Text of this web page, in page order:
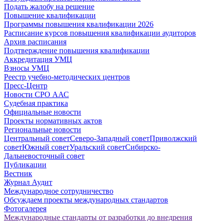
Подать жалобу на решение
Повышение квалификации
Программы повышения квалификации 2026
Расписание курсов повышения квалификации аудиторов
Архив расписания
Подтверждение повышения квалификации
Аккредитация УМЦ
Взносы УМЦ
Реестр учебно-методических центров
Пресс-Центр
Новости СРО ААС
Судебная практика
Официальные новости
Проекты нормативных актов
Региональные новости
Центральный советСеверо-Западный советПриволжский
советЮжный советУральский советСибирско-
Дальневосточный совет
Публикации
Вестник
Журнал Аудит
Международное сотрудничество
Обсуждаем проекты международных стандартов
Фотогалерея
Международные стандарты от разработки до внедрения